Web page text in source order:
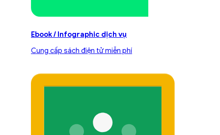
Ebook / Infographic dịch vụ
Cung cấp sách điện tử miễn phí